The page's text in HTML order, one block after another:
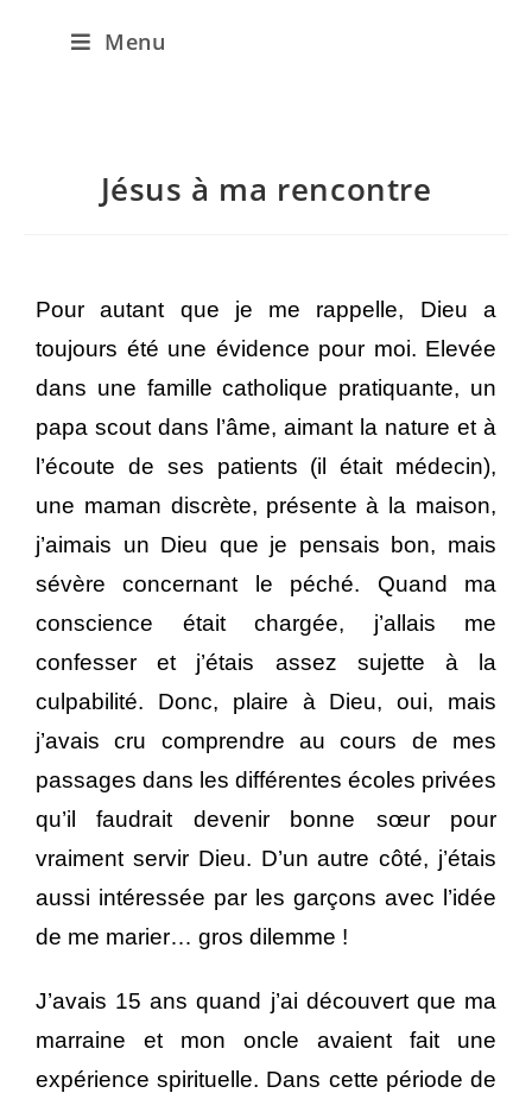
Menu
Jésus à ma rencontre
Pour autant que je me rappelle, Dieu a
toujours été une évidence pour moi. Elevée
dans une famille catholique pratiquante, un
papa scout dans l’âme, aimant la nature et à
l’écoute de ses patients (il était médecin),
une maman discrète, présente à la maison,
j’aimais un Dieu que je pensais bon, mais
sévère concernant le péché. Quand ma
conscience était chargée, j’allais me
confesser et j’étais assez sujette à la
culpabilité. Donc, plaire à Dieu, oui, mais
j’avais cru comprendre au cours de mes
passages dans les différentes écoles privées
qu’il faudrait devenir bonne sœur pour
vraiment servir Dieu. D’un autre côté, j’étais
aussi intéressée par les garçons avec l’idée
de me marier… gros dilemme !
J’avais 15 ans quand j’ai découvert que ma
marraine et mon oncle avaient fait une
expérience spirituelle. Dans cette période de